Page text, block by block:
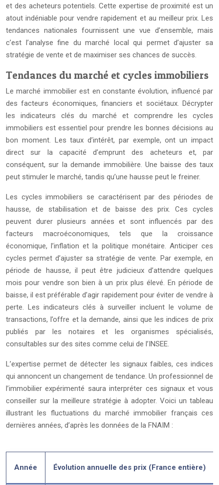
et des acheteurs potentiels. Cette expertise de proximité est un
atout indéniable pour vendre rapidement et au meilleur prix. Les
tendances nationales fournissent une vue d’ensemble, mais
c’est l’analyse fine du marché local qui permet d’ajuster sa
stratégie de vente et de maximiser ses chances de succès.
Tendances du marché et cycles immobiliers
Le marché immobilier est en constante évolution, influencé par
des facteurs économiques, financiers et sociétaux. Décrypter
les indicateurs clés du marché et comprendre les cycles
immobiliers est essentiel pour prendre les bonnes décisions au
bon moment. Les taux d’intérêt, par exemple, ont un impact
direct sur la capacité d’emprunt des acheteurs et, par
conséquent, sur la demande immobilière. Une baisse des taux
peut stimuler le marché, tandis qu’une hausse peut le freiner.
Les cycles immobiliers se caractérisent par des périodes de
hausse, de stabilisation et de baisse des prix. Ces cycles
peuvent durer plusieurs années et sont influencés par des
facteurs macroéconomiques, tels que la croissance
économique, l’inflation et la politique monétaire. Anticiper ces
cycles permet d’ajuster sa stratégie de vente. Par exemple, en
période de hausse, il peut être judicieux d’attendre quelques
mois pour vendre son bien à un prix plus élevé. En période de
baisse, il est préférable d’agir rapidement pour éviter de vendre à
perte. Les indicateurs clés à surveiller incluent le volume de
transactions, l’offre et la demande, ainsi que les indices de prix
publiés par les notaires et les organismes spécialisés,
consultables sur des sites comme celui de l’INSEE.
L’expertise permet de détecter les signaux faibles, ces indices
qui annoncent un changement de tendance. Un professionnel de
l’immobilier expérimenté saura interpréter ces signaux et vous
conseiller sur la meilleure stratégie à adopter. Voici un tableau
illustrant les fluctuations du marché immobilier français ces
dernières années, d’après les données de la FNAIM :
Année Évolution annuelle des prix (France entière)